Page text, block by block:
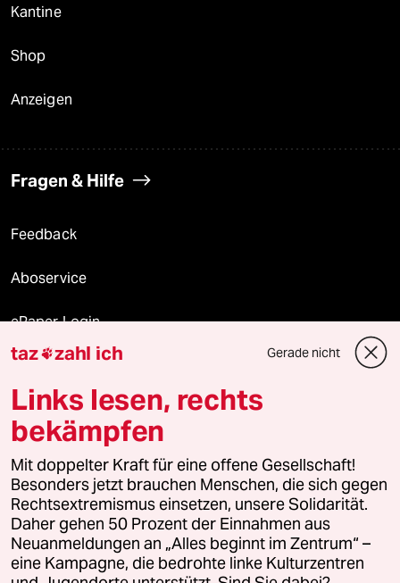
Kantine
Shop
Anzeigen
Fragen & Hilfe
Feedback
Aboservice
ePaper Login
Downloads für Abonnierende
© 2026 taz Verlags und Vertriebs GmbH
Alle Rechte vorbehalten. Bei rechtlichen Fragen oder für Genehmigungen
wenden Sie sich bitte an lizenzen@taz.de
Feedback Redaktionsstatut Kommune-Richtlinien
Leitlinie Informant Datenschutz Impressum AGB
taz zahl ich Gerade nicht
Links lesen, rechts
bekämpfen
Mit doppelter Kraft für eine offene Gesellschaft!
Besonders jetzt brauchen Menschen, die sich gegen
Rechtsextremismus einsetzen, unsere Solidarität.
Daher gehen 50 Prozent der Einnahmen aus
Neuanmeldungen an „Alles beginnt im Zentrum“ –
eine Kampagne, die bedrohte linke Kulturzentren